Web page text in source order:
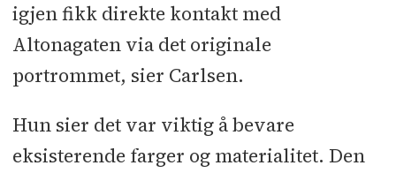
igjen fikk direkte kontakt med
Altonagaten via det originale
portrommet, sier Carlsen.
Hun sier det var viktig å bevare
eksisterende farger og materialitet. Den